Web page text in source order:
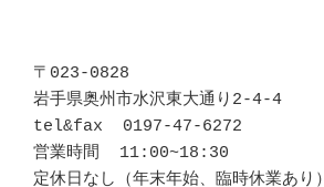
〒023-0828
岩手県奥州市水沢東大通り2-4-4
tel&fax  0197-47-6272
営業時間  11:00~18:30
定休日なし（年末年始、臨時休業あり）